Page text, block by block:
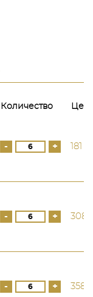
Количество
- + 181 €
- + 308
- + 358